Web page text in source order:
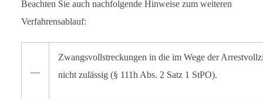
Beachten Sie auch nachfolgende Hinweise zum weiteren
Verfahrensablauf:
―
Zwangsvollstreckungen in die im Wege der
nicht zulässig (§ 111h Abs. 2 Satz 1 StPO).